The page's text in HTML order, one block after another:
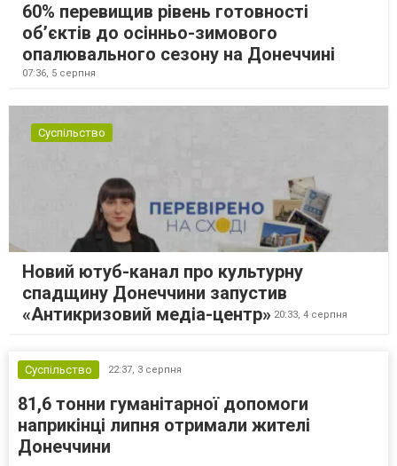
60% перевищив рівень готовності
об’єктів до осінньо-зимового
опалювального сезону на Донеччині
07:36, 5 серпня
Суспільство
Новий ютуб-канал про культурну
спадщину Донеччини запустив
«Антикризовий медіа-центр» 20:33, 4 серпня
Суспільство 22:37, 3 серпня
81,6 тонни гуманітарної допомоги
наприкінці липня отримали жителі
Донеччини